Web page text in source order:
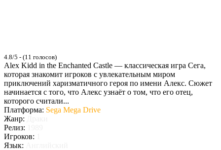
4.8/5 - (11 голосов)
Alex Kidd in the Enchanted Castle — классическая игра Сега,
которая знакомит игроков с увлекательным миром
приключений харизматичного героя по имени Алекс. Сюжет
начинается с того, что Алекс узнаёт о том, что его отец,
которого считали...
Платформа: Sega Mega Drive
Жанр:
Релиз:
Игроков:
Язык: